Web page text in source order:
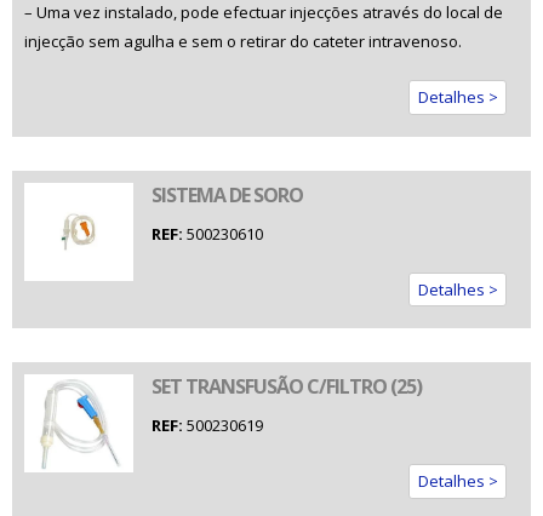
– Uma vez instalado, pode efectuar injecções através do local de
injecção sem agulha e sem o retirar do cateter intravenoso.
Detalhes >
SISTEMA DE SORO
REF: 500230610
Detalhes >
SET TRANSFUSÃO C/FILTRO (25)
REF: 500230619
Detalhes >